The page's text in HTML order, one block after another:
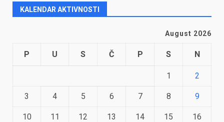
KALENDAR AKTIVNOSTI
August 2026
P U S Č P S N
1 2
3 4 5 6 7 8 9
10 11 12 13 14 15 16